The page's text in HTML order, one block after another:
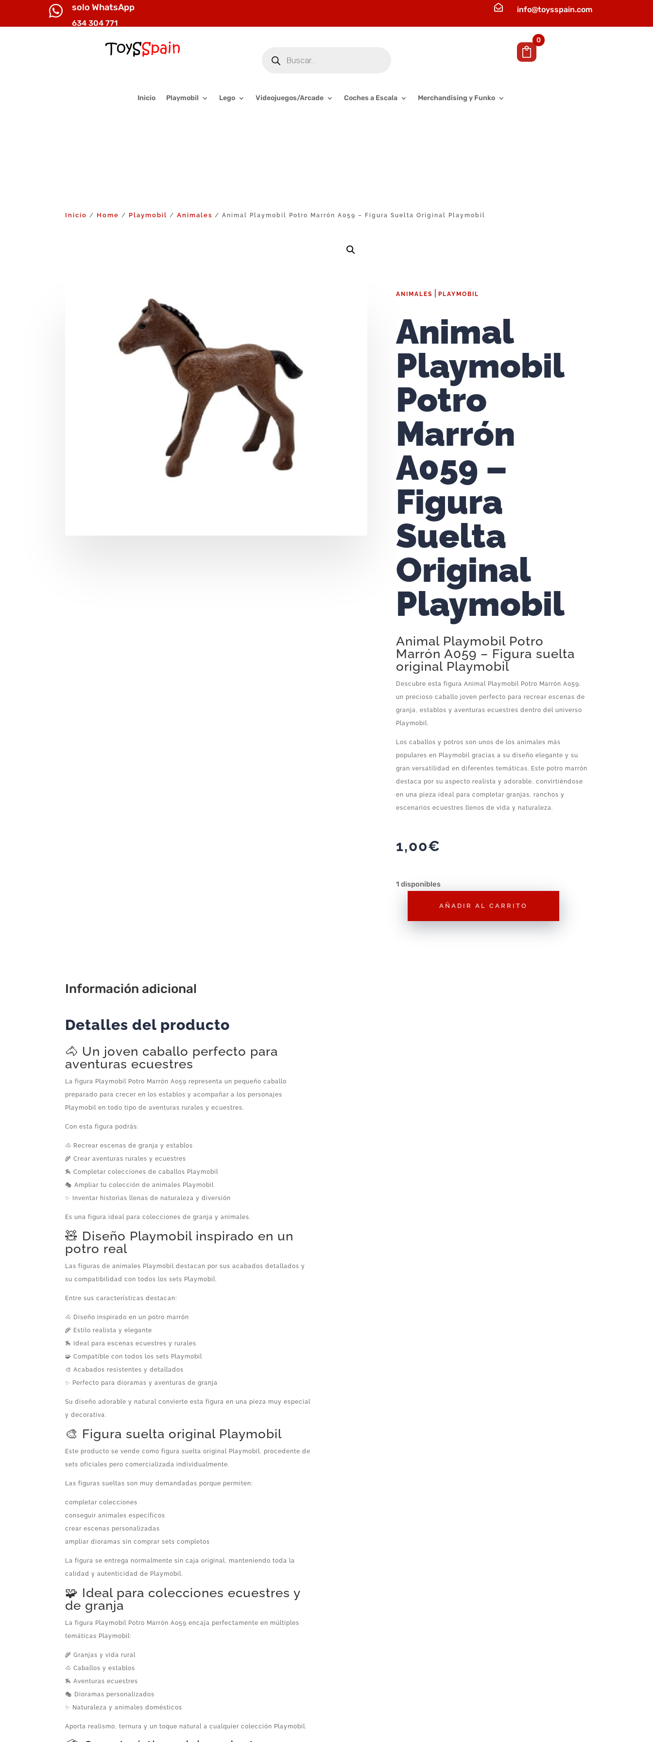
 solo WhatsApp
634 304 771
 info@toysspain.com
productos
0
Inicio Playmobil Lego Videojuegos/Arcade Coches a Escala Merchandising y Funko
Inicio / Home / Playmobil /Animales / Animal Playmobil Potro Marrón A059 – Figura Suelta Original Playmobil
ANIMALES PLAYMOBIL
Animal
Playmobil
Potro
Marrón
A059 –
Figura
Suelta
Original
Playmobil
Animal Playmobil Potro
Marrón A059 – Figura suelta
original Playmobil
Descubre esta figura Animal Playmobil Potro Marrón A059,
un precioso caballo joven perfecto para recrear escenas de
granja, establos y aventuras ecuestres dentro del universo
Playmobil.
Los caballos y potros son unos de los animales más
populares en Playmobil gracias a su diseño elegante y su
gran versatilidad en diferentes temáticas. Este potro marrón
destaca por su aspecto realista y adorable, convirtiéndose
en una pieza ideal para completar granjas, ranchos y
escenarios ecuestres llenos de vida y naturaleza.
1,00€
1 disponibles
AÑADIR AL CARRITO
Información adicional
Detalles del producto
🐴 Un joven caballo perfecto para
aventuras ecuestres
La figura Playmobil Potro Marrón A059 representa un pequeño caballo
preparado para crecer en los establos y acompañar a los personajes
Playmobil en todo tipo de aventuras rurales y ecuestres.
Con esta figura podrás:
🐴 Recrear escenas de granja y establos
🌾 Crear aventuras rurales y ecuestres
🏇 Completar colecciones de caballos Playmobil
🎭 Ampliar tu colección de animales Playmobil
✨ Inventar historias llenas de naturaleza y diversión
Es una figura ideal para colecciones de granja y animales.
🧸 Diseño Playmobil inspirado en un
potro real
Las figuras de animales Playmobil destacan por sus acabados detallados y
su compatibilidad con todos los sets Playmobil.
Entre sus características destacan:
🐴 Diseño inspirado en un potro marrón
🌾 Estilo realista y elegante
🏇 Ideal para escenas ecuestres y rurales
🧩 Compatible con todos los sets Playmobil
🎨 Acabados resistentes y detallados
✨ Perfecto para dioramas y aventuras de granja
Su diseño adorable y natural convierte esta figura en una pieza muy especial
y decorativa.
🎨 Figura suelta original Playmobil
Este producto se vende como figura suelta original Playmobil, procedente de
sets oficiales pero comercializada individualmente.
Las figuras sueltas son muy demandadas porque permiten:
completar colecciones
conseguir animales específicos
crear escenas personalizadas
ampliar dioramas sin comprar sets completos
La figura se entrega normalmente sin caja original, manteniendo toda la
calidad y autenticidad de Playmobil.
🧩 Ideal para colecciones ecuestres y
de granja
La figura Playmobil Potro Marrón A059 encaja perfectamente en múltiples
temáticas Playmobil:
🌾 Granjas y vida rural
🐴 Caballos y establos
🏇 Aventuras ecuestres
🎭 Dioramas personalizados
✨ Naturaleza y animales domésticos
Aporta realismo, ternura y un toque natural a cualquier colección Playmobil.